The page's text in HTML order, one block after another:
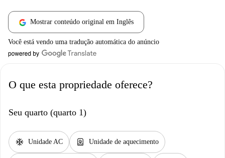
Mostrar conteúdo original em Inglês
Você está vendo uma tradução automática do anúncio
O que esta propriedade oferece?
Seu quarto (quarto 1)
ac_unit Unidade AC water_heater Unidade de aquecimento